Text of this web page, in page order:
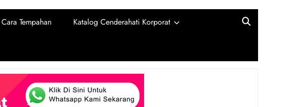
Cara Tempahan Katalog Cenderahati Korporat